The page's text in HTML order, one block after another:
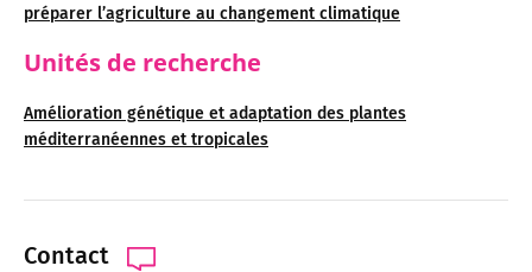
préparer l’agriculture au changement climatique
Unités de recherche
Amélioration génétique et adaptation des plantes
méditerranéennes et tropicales
Contact